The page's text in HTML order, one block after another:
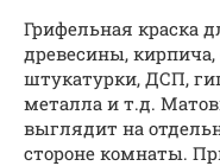
Грифельная краска
древесины, кирпича,
штукатурки, ДСП,
металла и т.д.
выглядит на
стороне комнаты.